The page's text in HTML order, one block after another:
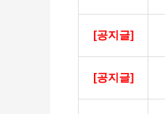
[공지글]
[공지글]